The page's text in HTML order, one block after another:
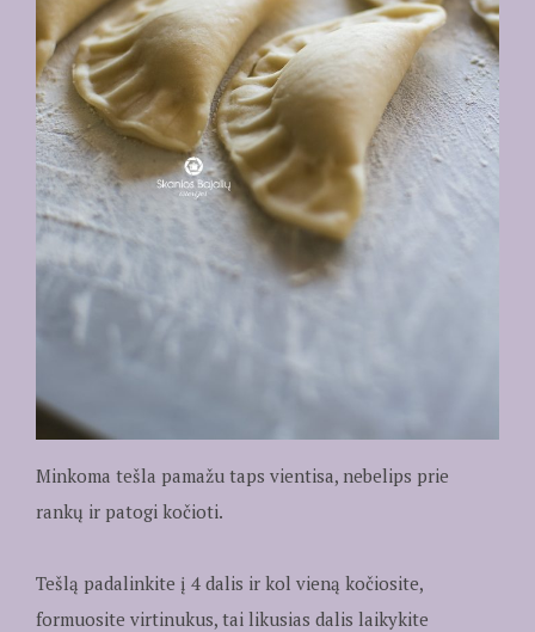
Minkoma tešla pamažu taps vientisa, nebelips prie
rankų ir patogi kočioti.
Tešlą padalinkite į 4 dalis ir kol vieną kočiosite,
formuosite virtinukus, tai likusias dalis laikykite